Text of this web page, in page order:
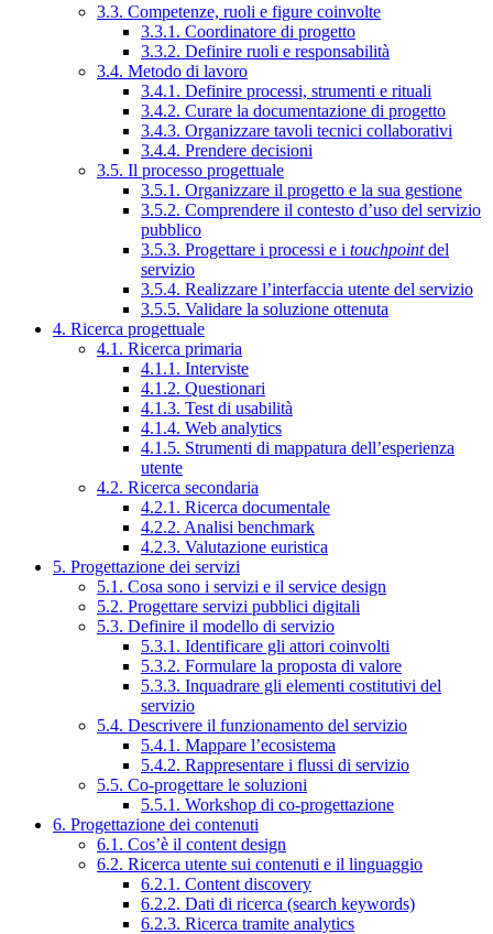
3.3. Competenze, ruoli e figure coinvolte
3.3.1. Coordinatore di progetto
3.3.2. Definire ruoli e responsabilità
3.4. Metodo di lavoro
3.4.1. Definire processi, strumenti e rituali
3.4.2. Curare la documentazione di progetto
3.4.3. Organizzare tavoli tecnici collaborativi
3.4.4. Prendere decisioni
3.5. Il processo progettuale
3.5.1. Organizzare il progetto e la sua gestione
3.5.2. Comprendere il contesto d’uso del servizio
pubblico
3.5.3. Progettare i processi e i touchpointdel
servizio
3.5.4. Realizzare l’interfaccia utente del servizio
3.5.5. Validare la soluzione ottenuta
4. Ricerca progettuale
4.1. Ricerca primaria
4.1.1. Interviste
4.1.2. Questionari
4.1.3. Test di usabilità
4.1.4. Web analytics
4.1.5. Strumenti di mappatura dell’esperienza
utente
4.2. Ricerca secondaria
4.2.1. Ricerca documentale
4.2.2. Analisi benchmark
4.2.3. Valutazione euristica
5. Progettazione dei servizi
5.1. Cosa sono i servizi e il service design
5.2. Progettare servizi pubblici digitali
5.3. Definire il modello di servizio
5.3.1. Identificare gli attori coinvolti
5.3.2. Formulare la proposta di valore
5.3.3. Inquadrare gli elementi costitutivi del
servizio
5.4. Descrivere il funzionamento del servizio
5.4.1. Mappare l’ecosistema
5.4.2. Rappresentare i flussi di servizio
5.5. Co-progettare le soluzioni
5.5.1. Workshop di co-progettazione
6. Progettazione dei contenuti
6.1. Cos’è il content design
6.2. Ricerca utente sui contenuti e il linguaggio
6.2.1. Content discovery
6.2.2. Dati di ricerca (search keywords)
6.2.3. Ricerca tramite analytics